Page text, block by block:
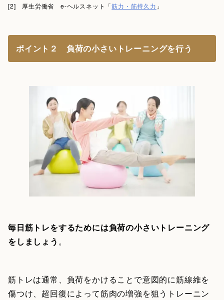
[2] 厚生労働省 e-ヘルスネット「筋力・筋持久力 」
ポイント２ 負荷の小さいトレーニングを行う
毎日筋トレをするためには負荷の小さいトレーニング
をしましょう 。
筋トレは通常、負荷をかけることで意図的に筋線維を
傷つけ、超回復によって筋肉の増強を狙うトレーニン